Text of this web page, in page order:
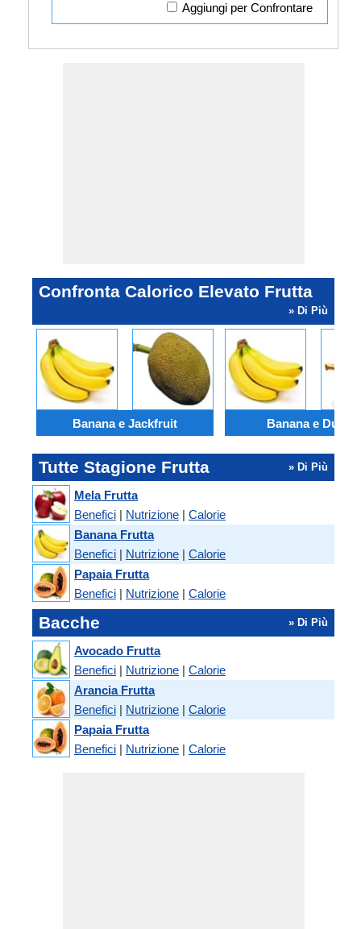
Aggiungi per Confrontare
Confronta Calorico Elevato Frutta
» Di Più
Banana e Jackfruit Banana e Durian
Tutte Stagione Frutta » Di Più
Mela Frutta
Benefici | Nutrizione | Calorie
Banana Frutta
Benefici | Nutrizione | Calorie
Papaia Frutta
Benefici | Nutrizione | Calorie
Bacche » Di Più
Avocado Frutta
Benefici | Nutrizione | Calorie
Arancia Frutta
Benefici | Nutrizione | Calorie
Papaia Frutta
Benefici | Nutrizione | Calorie